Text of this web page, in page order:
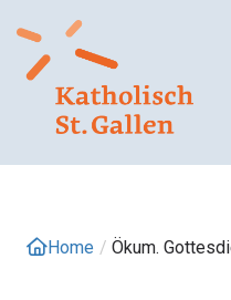
zum
Inhalt
Home / Ökum.